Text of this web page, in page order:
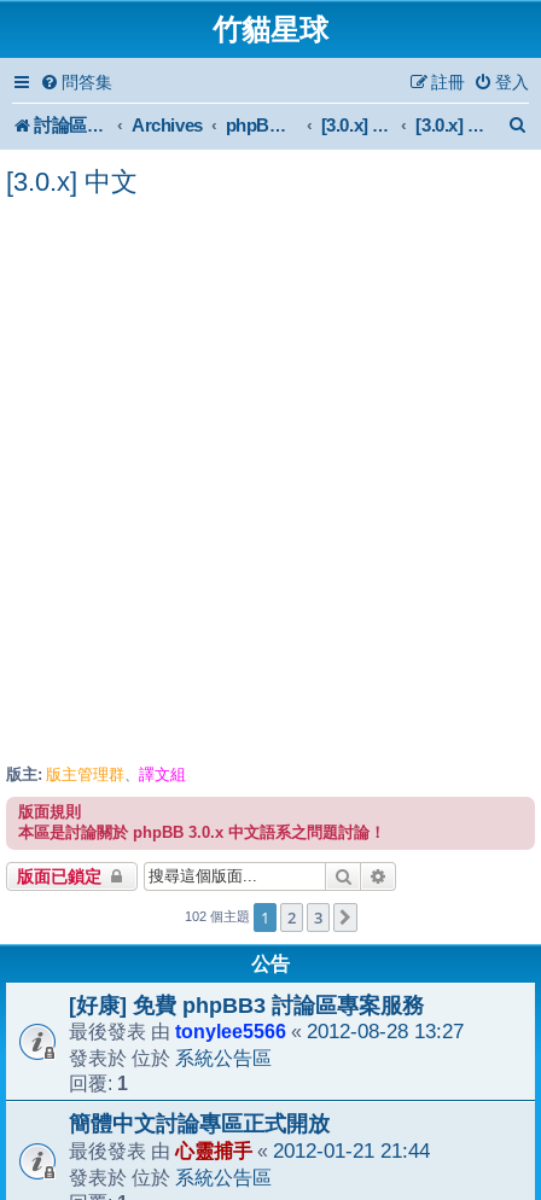
竹貓星球
問答集 登入
註冊
討論區首頁 Archives phpBB 3.0.x Forum Archive [3.0.x] Support [3.0.x] 中文
[3.0.x] 中文
版主: 版主管理群、 譯文組
版面規則
本區是討論關於 phpBB 3.0.x 中文語系之問題討論！
版面已鎖定 搜尋
102 個主題 1 2 3
公告
[好康] 免費 phpBB3 討論區專案服務
最後發表 由 tonylee5566 « 2012-08-28 13:27
發表於 位於 系統公告區
回覆: 1
簡體中文討論專區正式開放
最後發表 由心靈捕手 « 2012-01-21 21:44
發表於 位於 系統公告區